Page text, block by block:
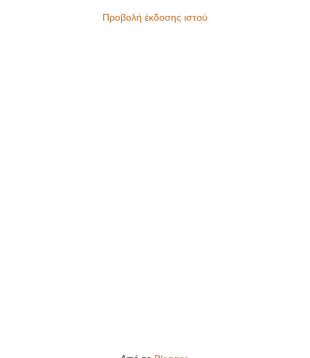
Προβολή έκδοσης ιστού